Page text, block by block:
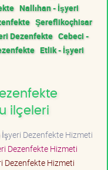
Nallıhan - İşyeri
Şereflikoçhisar
Dezenfekte Cebeci -
Etlik - İşyeri
ilçeleri
İşyeri Dezenfekte Hizmeti
Dezenfekte Hizmeti
Dezenfekte Hizmeti